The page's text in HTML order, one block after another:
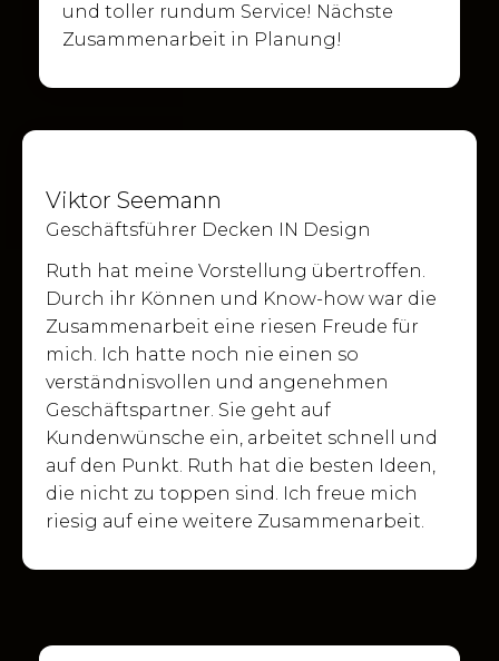
und toller rundum Service! Nächste
Zusammenarbeit in Planung!
Viktor Seemann
Geschäftsführer Decken IN Design
Ruth hat meine Vorstellung übertroffen.
Durch ihr Können und Know-how war die
Zusammenarbeit eine riesen Freude für
mich. Ich hatte noch nie einen so
verständnisvollen und angenehmen
Geschäftspartner. Sie geht auf
Kundenwünsche ein, arbeitet schnell und
auf den Punkt. Ruth hat die besten Ideen,
die nicht zu toppen sind. Ich freue mich
riesig auf eine weitere Zusammenarbeit.